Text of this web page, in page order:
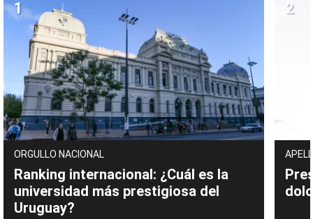
ORGULLO NACIONAL
Ranking internacional: ¿Cuál es la
universidad más prestigiosa del
Uruguay?